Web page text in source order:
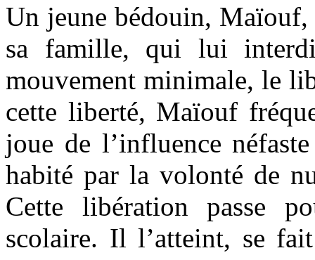
Un jeune bédouin, Maïouf,
sa famille, qui lui
mouvement minimale, le
cette liberté, Maïouf
joue de l’influence
habité par la volonté de
Cette libération passe
scolaire. Il l’atteint, se